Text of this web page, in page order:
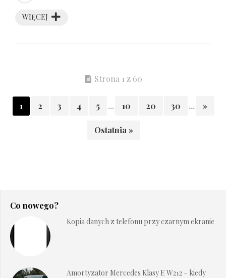
WIĘCEJ
Strona 1 z 60
1 2 3 4 5 ... 10 20 30 ... »
Ostatnia »
Co nowego?
Kopia danych z telefonu przy czarnym ekranie
Amortyzator Mercedes Klasy E W212 – kiedy